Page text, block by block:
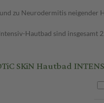
zu Neurodermitis neigender
Hautbad sind
SKiN Hautbad